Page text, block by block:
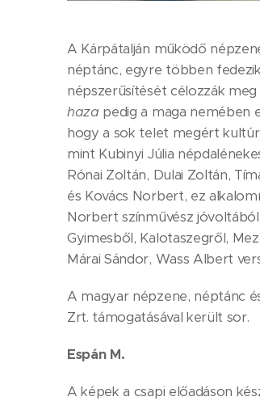
A Kárpátalján működő
néptánc, egyre többen
népszerűsítését célozzák
haza pedig a maga nemében
hogy a sok telet megért
mint Kubinyi Júlia
Rónai Zoltán, Dulai Zoltán,
és Kovács Norbert, ez
Norbert színművész
Gyimesből, Kalotaszegről,
Márai Sándor, Wass Albert
A magyar népzene, néptánc
Zrt. támogatásával került sor.
Espán M.
A képek a csapi előadáson